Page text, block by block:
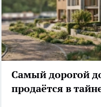
Самый дорогой
продаётся в